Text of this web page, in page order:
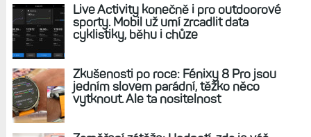
REKLAMA